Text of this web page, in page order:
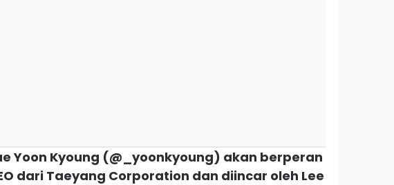
Yoon Kyoung (@_yoonkyoung) akan berperan
dari Taeyang Corporation dan diincar oleh Lee